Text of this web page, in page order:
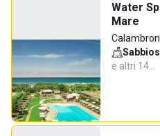
Water
Mare
e altri 14…